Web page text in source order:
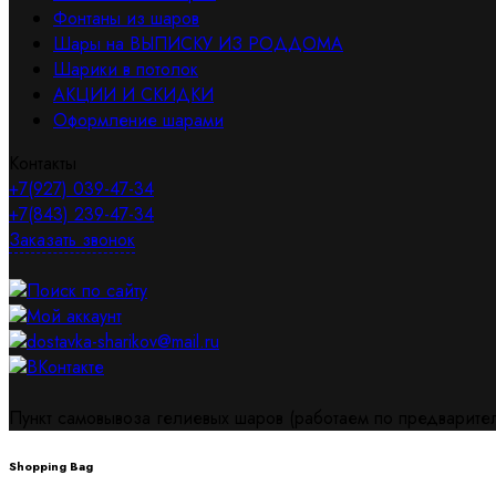
Фонтаны из шаров
Шары на ВЫПИСКУ ИЗ РОДДОМА
Шарики в потолок
АКЦИИ И СКИДКИ
Оформление шарами
+7(927) 039-47-34
+7(843) 239-47-34
Заказать звонок
Поиск по сайту
Мой аккаунт
dostavka-sharikov@mail.ru
ВКонтакте
Shopping Bag